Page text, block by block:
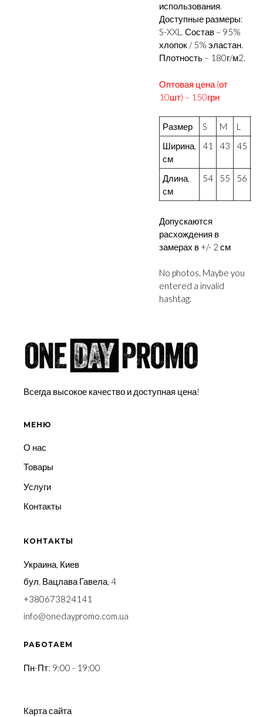
использования.
Доступные размеры:
S-XXL. Состав – 95%
хлопок / 5% эластан.
Плотность – 180г/м2.
Оптовая цена (от
10шт) – 150грн
Размер S M L
Ширина,
см
41 43 45
Длина,
см
54 55 56
Допускаются
расхождения в
замерах в +/- 2 см
No photos. Maybe you
entered a invalid
hashtag.
Всегда высокое качество и доступная цена!
МЕНЮ
О нас
Товары
Услуги
Контакты
КОНТАКТЫ
Украина, Киев
бул. Вацлава Гавела, 4
+380673824141
info@onedaypromo.com.ua
РАБОТАЕМ
Пн-Пт: 9:00 - 19:00
Карта сайта